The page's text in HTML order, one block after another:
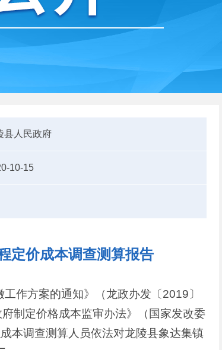
县人民政府
10-15
定价成本调查测算报告
作方案的通知》（龙政办发〔2019〕
制定价格成本监审办法》（国家发改委
本调查测算人员依法对龙陵县象达集镇